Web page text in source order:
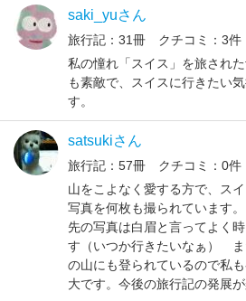
saki_yuさん
旅行記：31冊 クチコミ：3件
私の憧れ「スイス」を旅され
も素敵で、スイスに行きたい
す。
satsukiさん
旅行記：57冊 クチコミ：0件
山をこよなく愛する方で、ス
写真を何枚も撮られています
先の写真は白眉と言ってよく
す（いつか行きたいなぁ）
の山にも登られているので私
大です。今後の旅行記の発展が